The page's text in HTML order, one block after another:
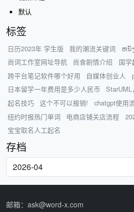
默认
标签
日历2023年 学生版 我的潮流关键词 ຫນັ
尚词工作室网址导航
尚食剧情介绍
国
跨平台笔记软件哪个好用
自媒体创业人
日本留学一年费用是多少人民币
起名技巧
这个不可以报销! chatgpt使用
纽约时报热门单词
电商店铺关店流程
宝宝取名人工起名
存档
邮箱：ask@word-x.com